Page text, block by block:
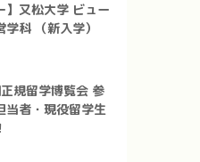
】又松大学 ビュー
科 （新入学）
規留学博覧会 参
当者・現役留学生